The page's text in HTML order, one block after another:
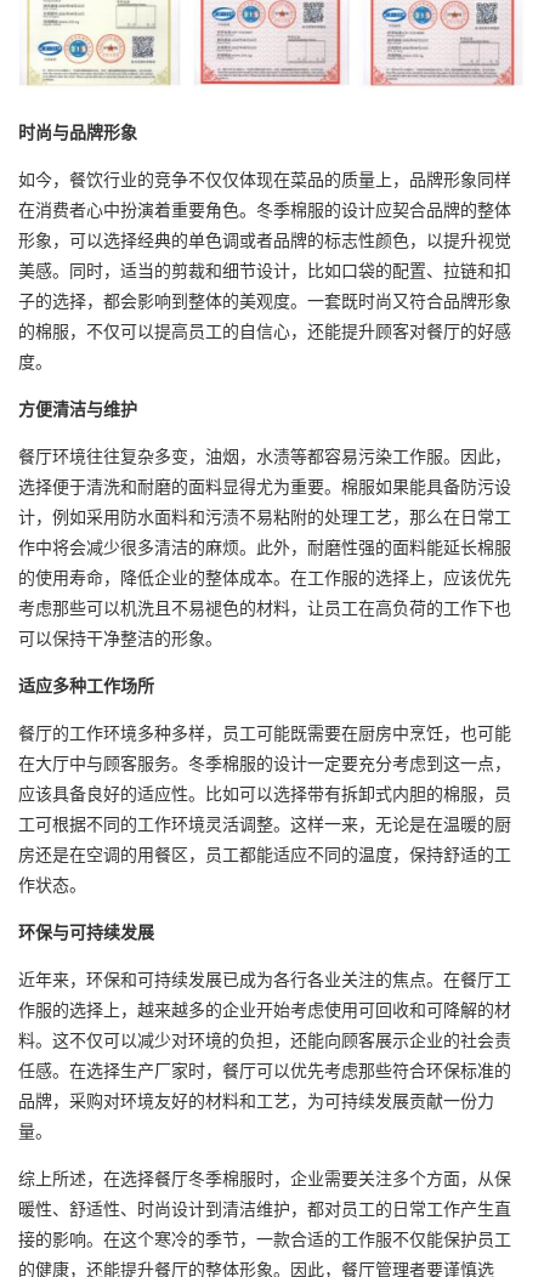
时尚与品牌形象
如今，餐饮行业的竞争不仅仅体现在菜品的质量上，品牌形象同样
在消费者心中扮演着重要角色。冬季棉服的设计应契合品牌的整体
形象，可以选择经典的单色调或者品牌的标志性颜色，以提升视觉
美感。同时，适当的剪裁和细节设计，比如口袋的配置、拉链和扣
子的选择，都会影响到整体的美观度。一套既时尚又符合品牌形象
的棉服，不仅可以提高员工的自信心，还能提升顾客对餐厅的好感
度。
方便清洁与维护
餐厅环境往往复杂多变，油烟，水渍等都容易污染工作服。因此，
选择便于清洗和耐磨的面料显得尤为重要。棉服如果能具备防污设
计，例如采用防水面料和污渍不易粘附的处理工艺，那么在日常工
作中将会减少很多清洁的麻烦。此外，耐磨性强的面料能延长棉服
的使用寿命，降低企业的整体成本。在工作服的选择上，应该优先
考虑那些可以机洗且不易褪色的材料，让员工在高负荷的工作下也
可以保持干净整洁的形象。
适应多种工作场所
餐厅的工作环境多种多样，员工可能既需要在厨房中烹饪，也可能
在大厅中与顾客服务。冬季棉服的设计一定要充分考虑到这一点，
应该具备良好的适应性。比如可以选择带有拆卸式内胆的棉服，员
工可根据不同的工作环境灵活调整。这样一来，无论是在温暖的厨
房还是在空调的用餐区，员工都能适应不同的温度，保持舒适的工
作状态。
环保与可持续发展
近年来，环保和可持续发展已成为各行各业关注的焦点。在餐厅工
作服的选择上，越来越多的企业开始考虑使用可回收和可降解的材
料。这不仅可以减少对环境的负担，还能向顾客展示企业的社会责
任感。在选择生产厂家时，餐厅可以优先考虑那些符合环保标准的
品牌，采购对环境友好的材料和工艺，为可持续发展贡献一份力
量。
综上所述，在选择餐厅冬季棉服时，企业需要关注多个方面，从保
暖性、舒适性、时尚设计到清洁维护，都对员工的日常工作产生直
接的影响。在这个寒冷的季节，一款合适的工作服不仅能保护员工
的健康，还能提升餐厅的整体形象。因此，餐厅管理者要谨慎选